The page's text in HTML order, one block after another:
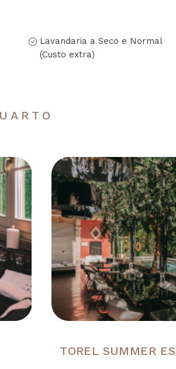
Lavandaria a Seco e Normal
(Custo extra)
TOREL SUMMER